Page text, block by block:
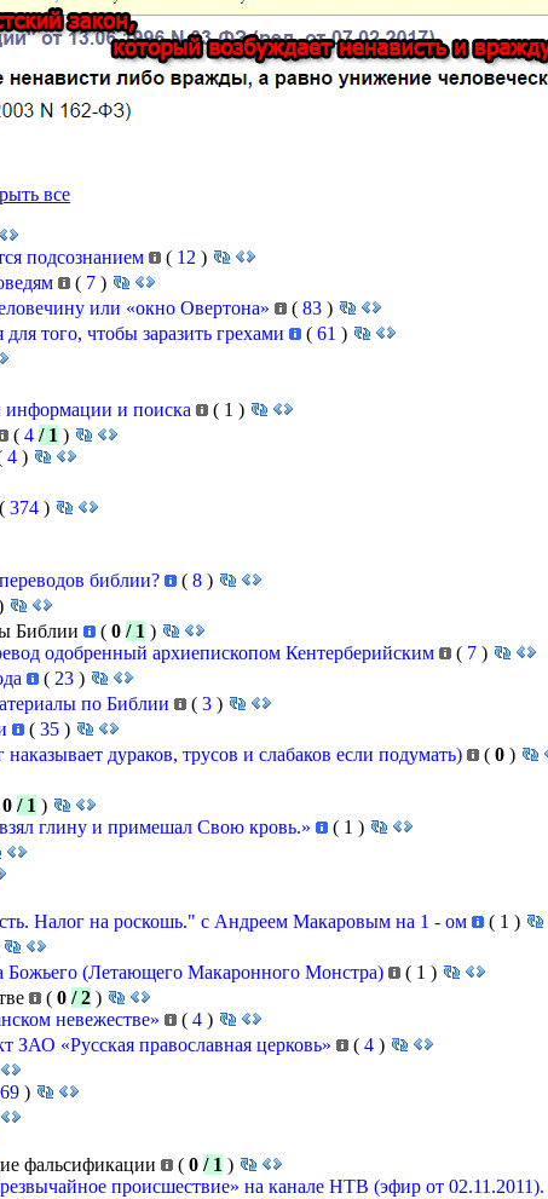
все
подсознанием ( 12 )
( 7 )
или «окно Овертона» ( 83 )
для того, чтобы заразить грехами ( 61 )
информации и поиска ( 1 )
( 4 / 1 )
4 )
( 374 )
библии? ( 8 )
Библии ( 0 / 1 )
одобренный архиепископом Кентерберийским ( 7 )
( 23 )
по Библии ( 3 )
( 35 )
дураков, трусов и слабаков если подумать) ( 0 )
0 / 1 )
взял глину и примешал Свою кровь.» ( 1 )
Налог на роскошь." с Андреем Макаровым на 1 - ом ( 1 )
Божьего (Летающего Макаронного Монстра) ( 1 )
( 0 / 2 )
невежестве» ( 4 )
ЗАО «Русская православная церковь» ( 4 )
69 )
фальсификации ( 0 / 1 )
происшествие» на канале НТВ (эфир от 02.11.2011).